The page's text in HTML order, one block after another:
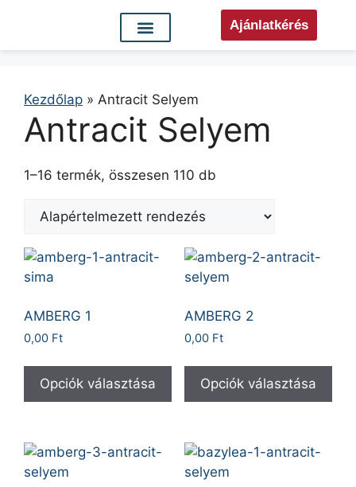
Ajánlatkérés
Kezdőlap » Antracit Selyem
Antracit Selyem
1–16 termék, összesen 110 db
AMBERG 1
0,00 Ft
Opciók választása
AMBERG 2
0,00 Ft
Opciók választása